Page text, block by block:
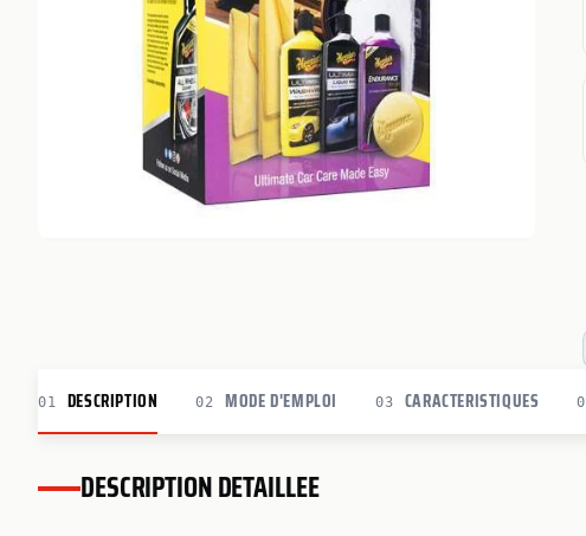
01 DESCRIPTION 02 MODE D'EMPLOI 03 CARACTERISTIQUES
DESCRIPTION DETAILLEE